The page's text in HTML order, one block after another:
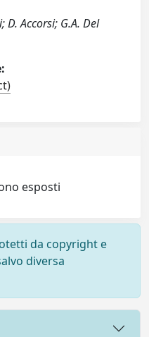
D. Accorsi; G.A. Del
esposti
da copyright e
diversa